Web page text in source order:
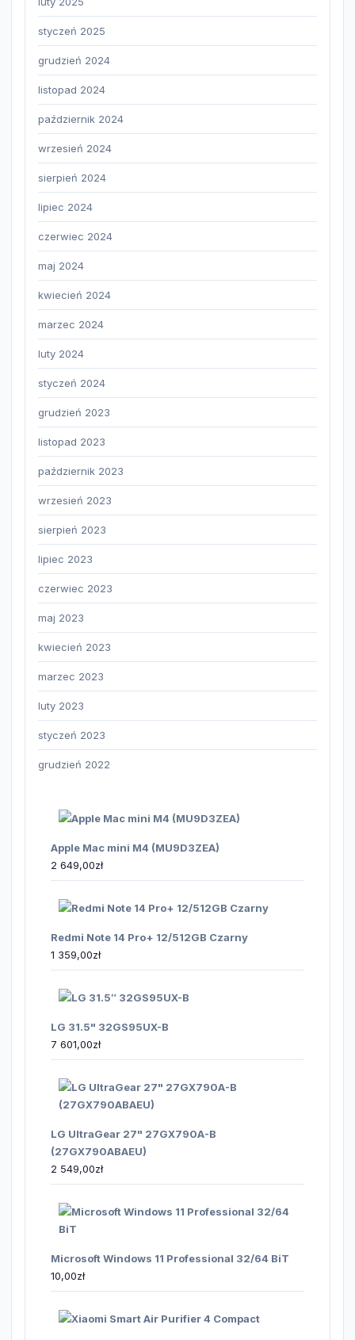
styczeń 2025
grudzień 2024
listopad 2024
październik 2024
wrzesień 2024
sierpień 2024
lipiec 2024
czerwiec 2024
maj 2024
kwiecień 2024
marzec 2024
luty 2024
styczeń 2024
grudzień 2023
listopad 2023
październik 2023
wrzesień 2023
sierpień 2023
lipiec 2023
czerwiec 2023
maj 2023
kwiecień 2023
marzec 2023
luty 2023
styczeń 2023
grudzień 2022
Apple Mac mini M4 (MU9D3ZEA)
2 649,00zł
Redmi Note 14 Pro+ 12/512GB Czarny
1 359,00zł
LG 31.5" 32GS95UX-B
7 601,00zł
LG UltraGear 27" 27GX790A-B
(27GX790ABAEU)
2 549,00zł
Microsoft Windows 11 Professional 32/64 BiT
10,00zł